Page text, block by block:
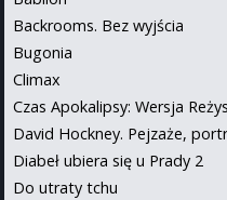
Backrooms. Bez wyjścia
Bugonia
Climax
Czas Apokalipsy: Wersja
David Hockney. Pejzaże,
Diabeł ubiera się u Prady 2
Do utraty tchu